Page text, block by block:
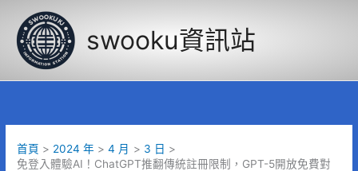
swooku資訊站
首頁 2024 年 4 月
3 日
免登入體驗AI！ChatGPT推翻傳統註冊限制，GPT-5開放免費對